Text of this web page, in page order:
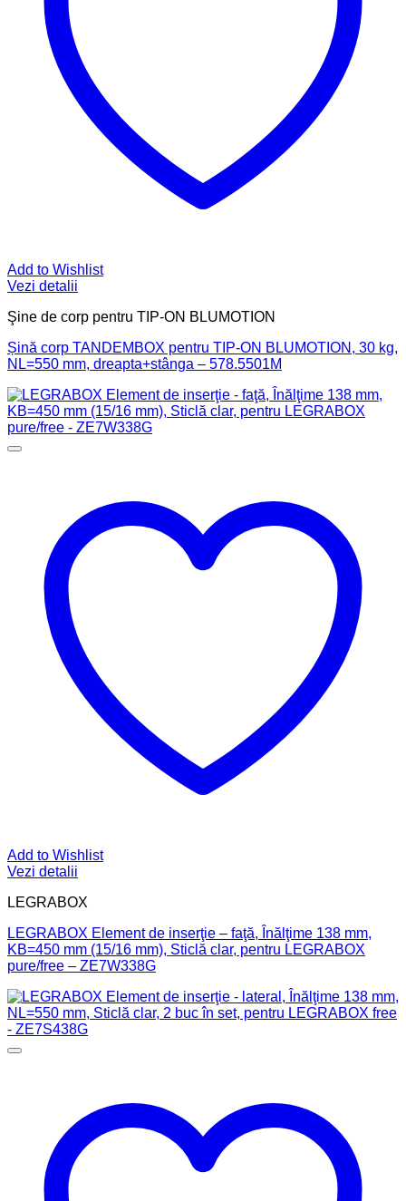
Add to Wishlist
Vezi detalii
Şine de corp pentru TIP-ON BLUMOTION
Șină corp TANDEMBOX pentru TIP-ON BLUMOTION, 30 kg,
NL=550 mm, dreapta+stânga – 578.5501M
Add to Wishlist
Vezi detalii
LEGRABOX
LEGRABOX Element de inserţie – faţă, Înălţime 138 mm,
KB=450 mm (15/16 mm), Sticlă clar, pentru LEGRABOX
pure/free – ZE7W338G